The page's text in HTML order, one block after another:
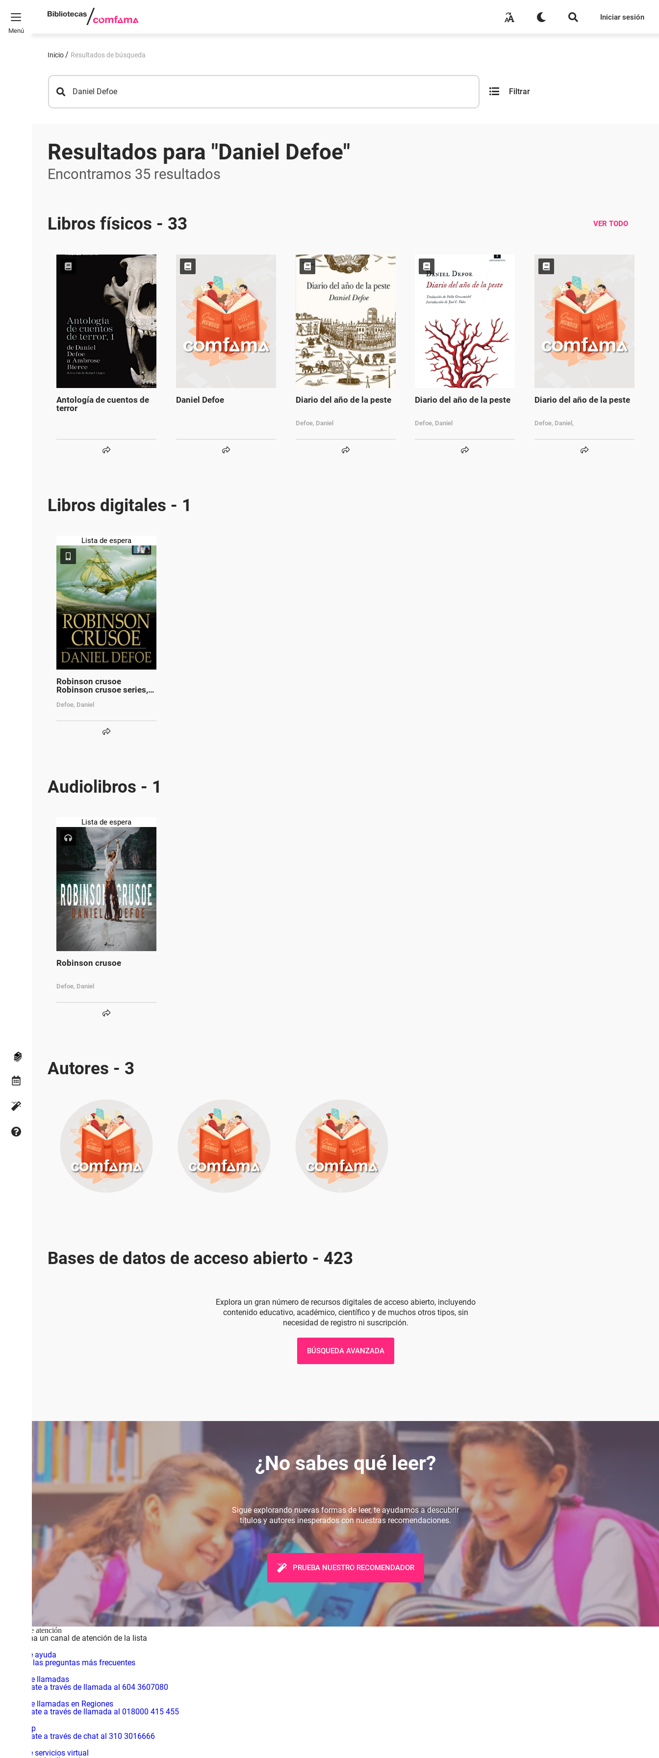
Menú
Iniciar sesión
Inicio Resultados de búsqueda
Filtrar
Resultados para "Daniel Defoe"
Encontramos 35 resultados
Libros físicos - 33 VER TODO
Antología de cuentos de
terror
Daniel Defoe Diario del año de la peste
Defoe, Daniel
Diario del año de la peste
Defoe, Daniel
Diario del año de la peste
Defoe, Daniel,
Libros digitales - 1
Lista de espera
Robinson crusoe
Robinson crusoe series,
Defoe, Daniel
Audiolibros - 1
Lista de espera
Robinson crusoe
Defoe, Daniel
Autores - 3
Bases de datos de acceso abierto - 423
Explora un gran número de recursos digitales de acceso abierto, incluyendo
contenido educativo, académico, científico y de muchos otros tipos, sin
necesidad de registro ni suscripción.
BÚSQUEDA AVANZADA
¿No sabes qué leer?
Sigue explorando nuevas formas de leer, te ayudamos a descubrir
títulos y autores inesperados con nuestras recomendaciones.
PRUEBA NUESTRO RECOMENDADOR
Canales de atención
Selecciona un canal de atención de la lista
Centro de ayuda
Consulta las preguntas más frecuentes
Central de llamadas
Comunícate a través de llamada al 604 3607080
Central de llamadas en Regiones
Comunícate a través de llamada al 018000 415 455
WhatsApp
Comunícate a través de chat al 310 3016666
Centro de servicios virtual